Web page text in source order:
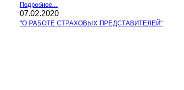
Подробнее...
07.02.2020
"О РАБОТЕ СТРАХОВЫХ ПРЕДСТАВИТЕЛЕЙ"